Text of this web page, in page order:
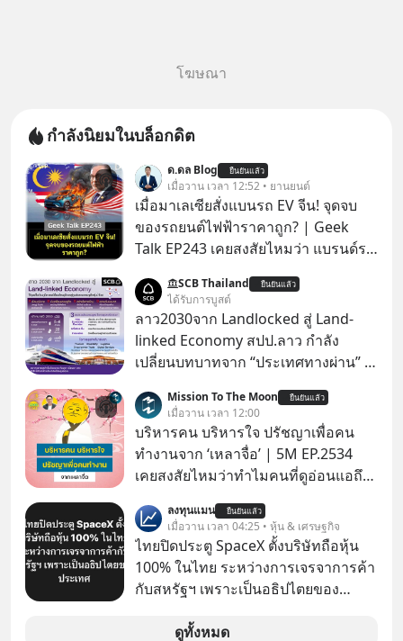
โฆษณา
กำลังนิยมในบล็อกดิต
ด.ดล Blog ยืนยันแล้ว
เมื่อวาน เวลา 12:52 • ยานยนต์
เมื่อมาเลเซียสั่งแบนรถ EV จีน! จุดจบ
ของรถยนต์ไฟฟ้าราคาถูก? | Geek
Talk EP243 เคยสงสัยไหมว่า แบรนด์รถ
ราบคาบ จะถูกสกัดดาวรุ่งจนต้องเบรก
หัวทิ่มได้อย่างไร? นี่คือเรื่องจริงที่เพิ่ง
เกิดขึ้นในมาเลเซีย เมื่อรัฐบาลประกาศ
งัด “กฎเหล็ก” สั่งบล็อกการนำเข้ารถ EV
กำแพงราคานำเข้าขั้นต่ำสูงถึง 1.7 ล้าน
บาท! งานนี้ทำเอาค่ายยักษ์ใหญ่อย่าง
BYD ที่เคยกวาดเรียบยอดขายถึงกับ
สะดุดไปไม่เป็น แต่เบื้องหลังมาตรการ
สุดโต่งนี้ ไม่ใช่แค่การกีดกันทางการค้า
ธรรมดา แต่มันคือแผนอุ้มชูแบรนด์แห่ง
ชาติอย่าง Proton เพื่อรักษาตำแหน่ง
งานนับแสนชีวิตในประเทศ ค่ายรถจีน
จะแก้เกมหมากกระดานนี้อย่างไร? และ
ทำไมเรื่องนี้ถึงสั่นสะเทือนวงการยาน
SCB Thailand ยืนยันแล้ว
ได้รับการบูสต์
ลาว2030จาก Landlocked สู่ Land-
linked Economy สปป.ลาว กำลัง
เปลี่ยนบทบาทจาก “ประเทศทางผ่าน” สู่
ของอนุภูมิภาคลุ่มแม่น้ำโขง
Mission To The Moon ยืนยันแล้ว
เมื่อวาน เวลา 12:00
บริหารคน บริหารใจ ปรัชญาเพื่อคน
ทำงานจาก ‘เหลาจื่อ’ | 5M EP.2534
เคยสงสัยไหมว่าทำไมคนที่ดูอ่อนแอถึง
สถานการณ์ แล้วทำไมคนที่ไม่ออกแรง
ทำอะไรเลยถึงประสบความสำเร็จได้ไว
กว่าใครเพื่อน? ไม่แน่ว่าคนกลุ่มนี้อาจ
จะเป็นคนที่รู้จักบริหารใจตัวเอง และคน
สต์ 5M ในวันนี้จะพาทุกคนไปสำรวจวิธี
ลงทุนแมน ยืนยันแล้ว
เมื่อวาน เวลา 04:25 • หุ้น & เศรษฐกิจ
ไทยปิดประตู SpaceX ตั้งบริษัทถือหุ้น
100% ในไทย ระหว่างการเจรจาการค้า
กับสหรัฐฯ เพราะเป็นอธิปไตยของ
ประกาศจุดยืนชัดเจนว่า จะไม่อนุญาต
ดูทั้งหมด